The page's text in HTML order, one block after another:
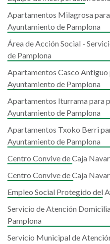
Apartamentos Milagrosa
Ayuntamiento de Pamplona
Área de Acción Social -
de Pamplona
Apartamentos Casco Antiguo
Ayuntamiento de Pamplona
Apartamentos Iturrama para
Ayuntamiento de Pamplona
Apartamentos Txoko Berri
Ayuntamiento de Pamplona
Centro Convive de Caja
Centro Convive de Caja
Empleo Social Protegido del
Servicio de Atención
Pamplona
Servicio Municipal de